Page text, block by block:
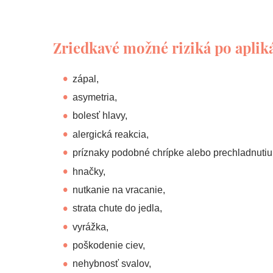
Zriedkavé možné riziká po
zápal,
asymetria,
bolesť hlavy,
alergická reakcia,
príznaky podobné chrípke alebo
hnačky,
nutkanie na vracanie,
strata chute do jedla,
vyrážka,
poškodenie ciev,
nehybnosť svalov,